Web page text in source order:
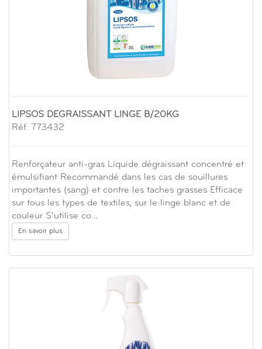
LIPSOS DEGRAISSANT LINGE B/20KG
Réf. 773432
Renforçateur anti-gras Liquide dégraissant concentré et
émulsifiant Recommandé dans les cas de souillures
importantes (sang) et contre les taches grasses Efficace
sur tous les types de textiles, sur le linge blanc et de
couleur S’utilise co…
En savoir plus